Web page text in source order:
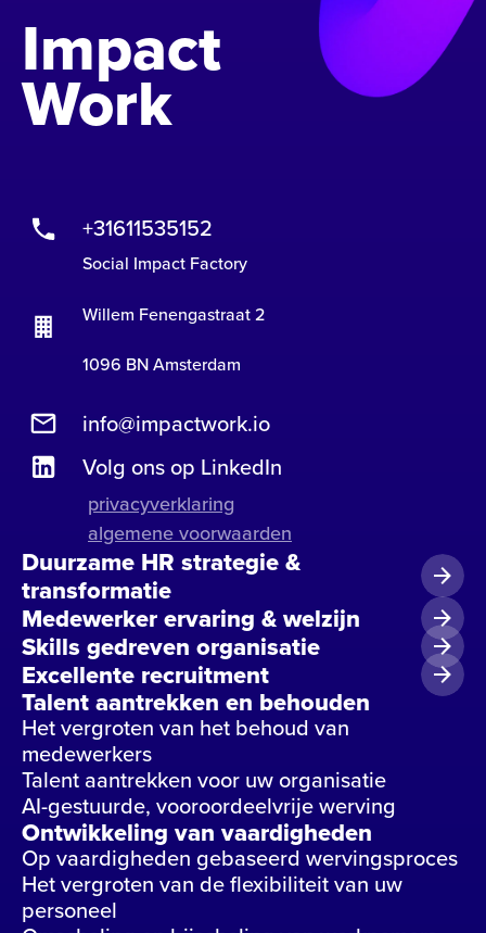
Impact
Work
+31611535152
Social Impact Factory
Willem Fenengastraat 2
1096 BN Amsterdam
info@impactwork.io
Volg ons op LinkedIn
privacyverklaring
algemene voorwaarden
Duurzame HR strategie &
transformatie
Medewerker ervaring & welzijn
Skills gedreven organisatie
Excellente recruitment
Talent aantrekken en behouden
Het vergroten van het behoud van
medewerkers
Talent aantrekken voor uw organisatie
AI-gestuurde, vooroordeelvrije werving
Ontwikkeling van vaardigheden
Op vaardigheden gebaseerd wervingsproces
Het vergroten van de flexibiliteit van uw
personeel